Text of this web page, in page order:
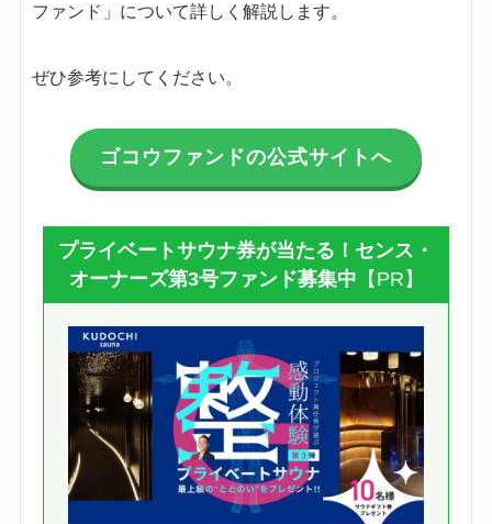
ファンド」について詳しく解説します。
ぜひ参考にしてください。
ゴコウファンドの公式サイトへ
プライベートサウナ券が当たる！センス・
オーナーズ第3号ファンド募集中 【PR】